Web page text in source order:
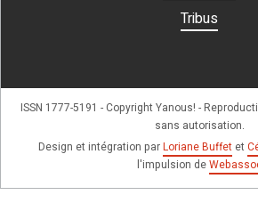
Tribus
ISSN 1777-5191 - Copyright Yanous! -
sans autorisation.
Design et intégration parLoriane Buffetet
l'impulsion de